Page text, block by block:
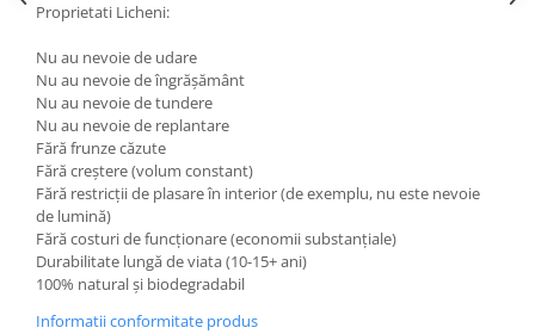
Proprietati Licheni:
Nu au nevoie de udare
Nu au nevoie de îngrășământ
Nu au nevoie de tundere
Nu au nevoie de replantare
Fără frunze căzute
Fără creștere (volum constant)
Fără restricții de plasare în interior (de exemplu, nu este nevoie
de lumină)
Fără costuri de funcționare (economii substanțiale)
Durabilitate lungă de viata (10-15+ ani)
100% natural și biodegradabil
Informatii conformitate produs